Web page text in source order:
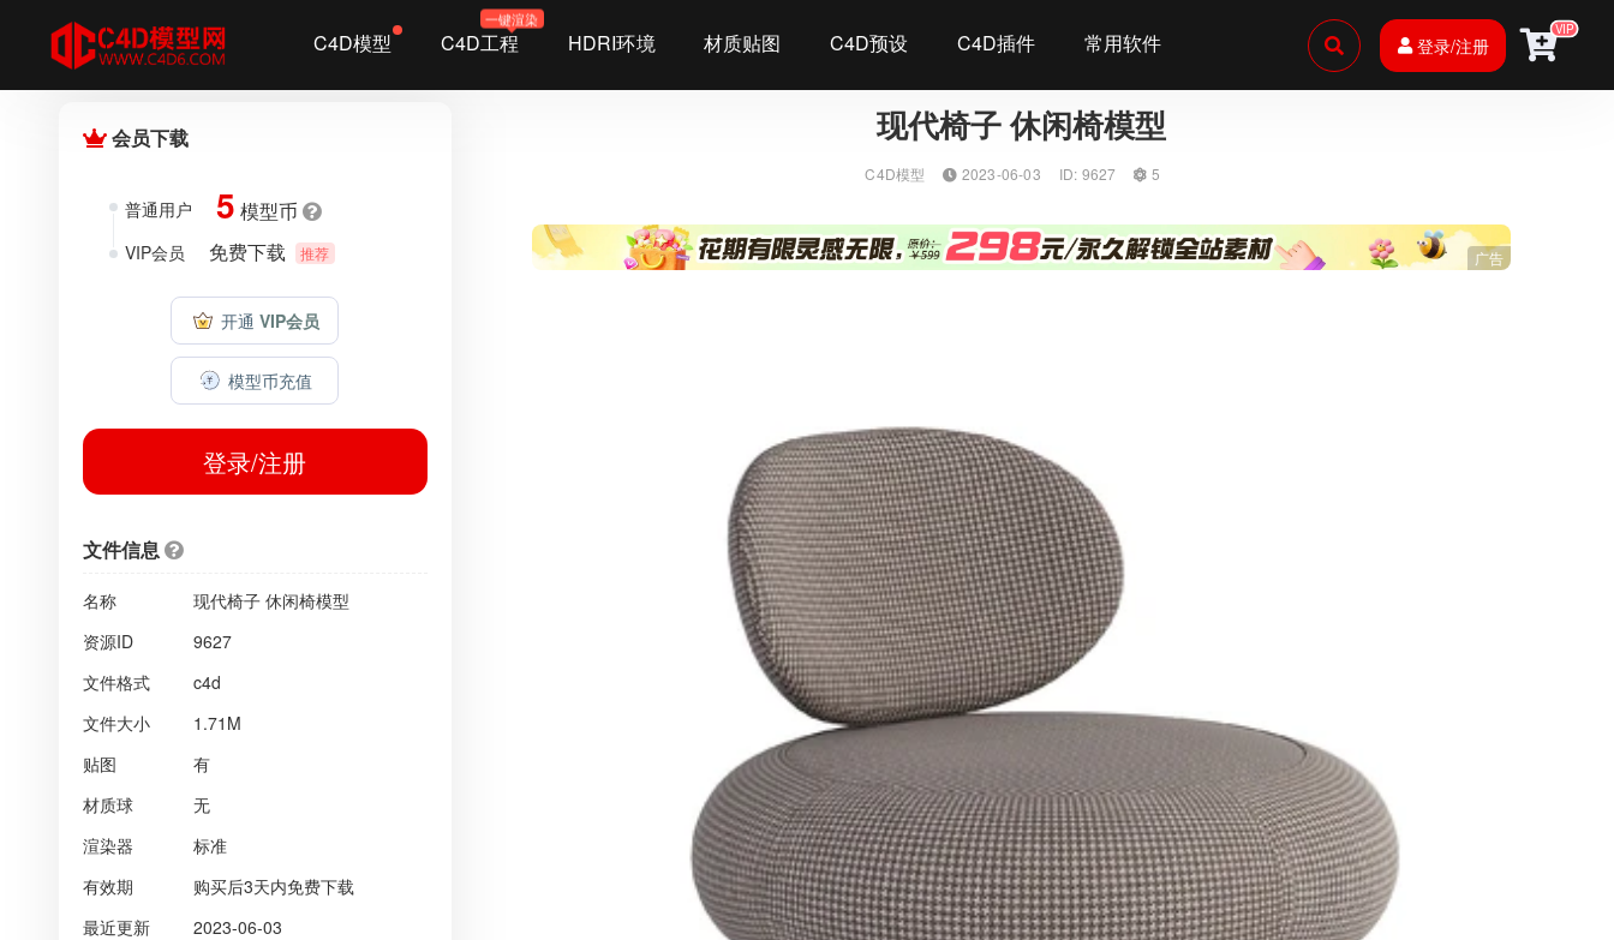
C4D模型 C4D工程
一键渲染
HDRI环境 材质贴图 C4D预设 C4D插件 常用软件 登录/注册
VIP
现代椅子 休闲椅模型
C4D模型 2023-06-03 ID: 9627 5
广告
会员下载
普通用户 5 模型币
VIP会员 免费下载 推荐
开通 VIP会员
模型币充值
登录/注册
文件信息
名称
现代椅子 休闲椅模型
资源ID
9627
文件格式
c4d
文件大小
1.71M
贴图
有
材质球
无
渲染器
标准
有效期
购买后3天内免费下载
最近更新
2023-06-03